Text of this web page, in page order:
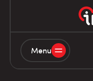
Menu